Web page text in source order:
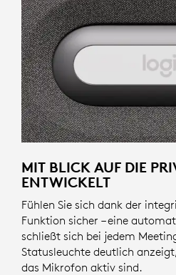
MIT BLICK AUF DIE
ENTWICKELT
Fühlen Sie sich dank der
Funktion sicher – eine
schließt sich bei jedem
Statusleuchte deutlich
das Mikrofon aktiv sind.